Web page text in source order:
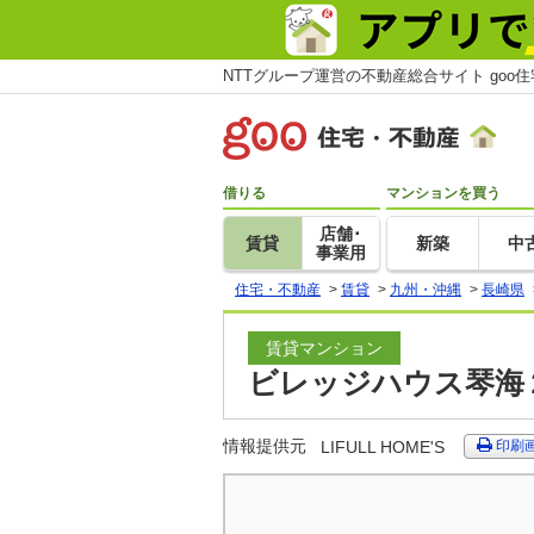
NTTグループ運営の不動産総合サイト goo
借りる
賃貸
店舗･
事業用
マンションを買う
新築 中
住宅・不動産 > 賃貸 > 九州・沖縄 > 長崎県
賃貸マンション
ビレッジハウス琴
情報提供元 LIFULL HOME'S 印刷